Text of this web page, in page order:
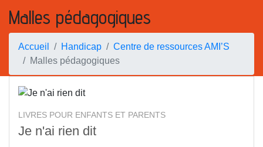
Malles pédagogiques
Accueil Handicap
Centre de ressources AMI’S
Malles pédagogiques
LIVRES POUR ENFANTS ET PARENTS
Je n'ai rien dit